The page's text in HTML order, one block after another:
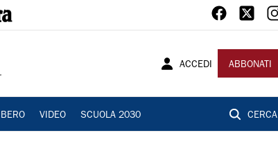
ACCEDI ABBONATI
VIDEO SCUOLA 2030 CERCA